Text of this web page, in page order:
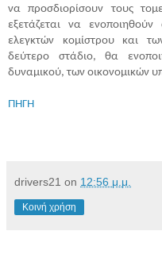
να προσδιορίσουν τους
εξετάζεται να
ελεγκτών κομίστρου και
δεύτερο στάδιο, θα
δυναμικού, των οικονομικών
ΠΗΓΗ
drivers21 on 12:56 μ.μ.
Κοινή χρήση